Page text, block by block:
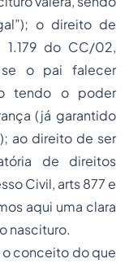
o direito de
1.179 do CC/02,
se o pai falecer
tendo o poder
(já garantido
ao direito de ser
de direitos
Civil, arts 877 e
aqui uma clara
nascituro.
conceito do que